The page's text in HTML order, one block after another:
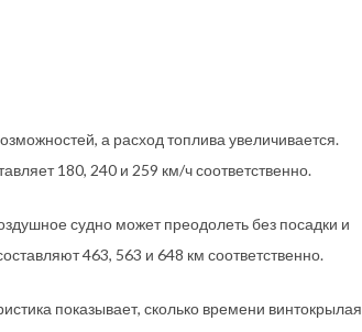
а расход топлива увеличивается.
180, 240 и 259 км/ч соответственно.
судно может преодолеть без посадки и
463, 563 и 648 км соответственно.
показывает, сколько времени винтокрылая